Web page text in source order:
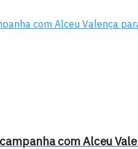
com Alceu Valença
com Alceu